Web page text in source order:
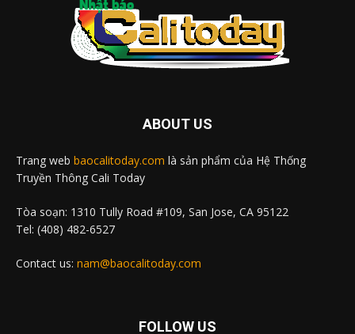
ABOUT US
Trang web baocalitoday.com là sản phẩm của Hệ Thống
Truyền Thông Cali Today
Tòa soạn: 1310 Tully Road #109, San Jose, CA 95122
Tel: (408) 482-6527
Contact us: nam@baocalitoday.com
FOLLOW US